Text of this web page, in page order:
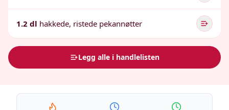
1.2 dl hakkede, ristede pekannøtter
Legg alle i handlelisten